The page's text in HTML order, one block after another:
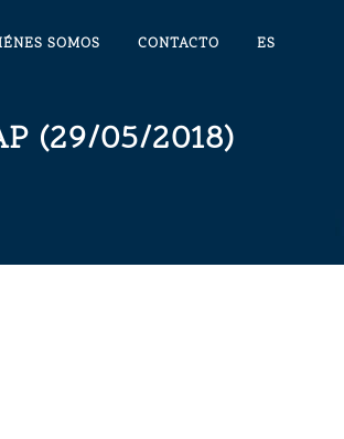
SOMOS CONTACTO ES
(29/05/2018)